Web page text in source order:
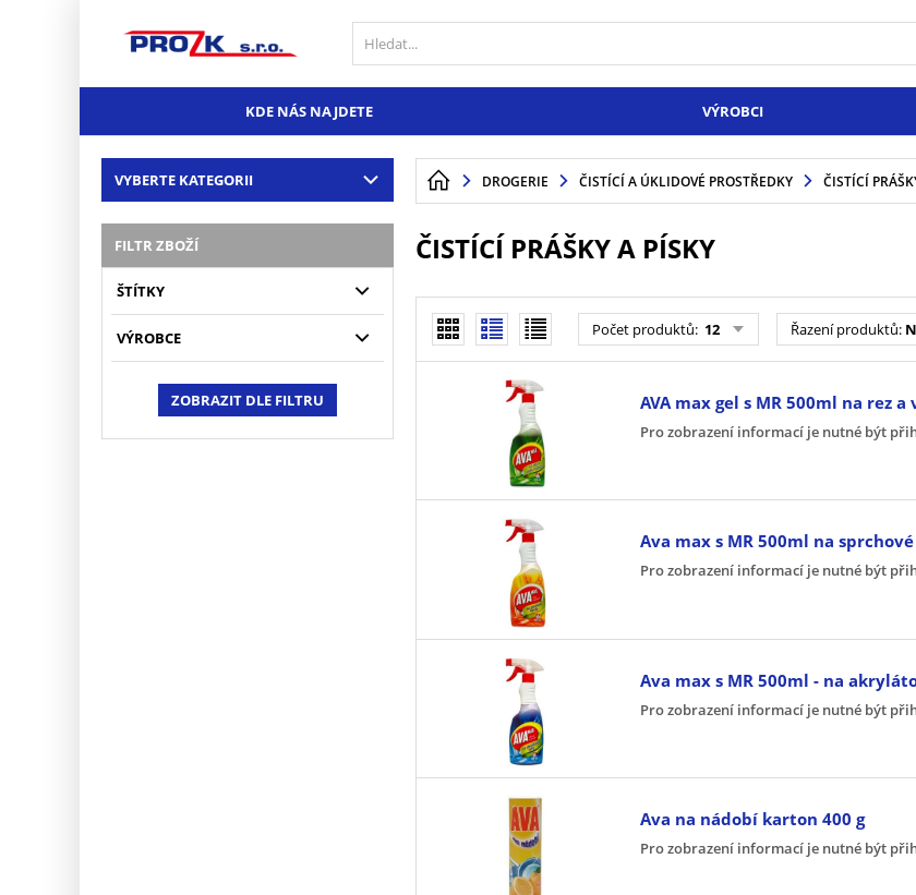
KDE NÁS NAJDETE VÝROBCI
VYBERTE KATEGORII
FILTR ZBOŽÍ
ŠTÍTKY
VÝROBCE
ZOBRAZIT DLE FILTRU
DROGERIE ČISTÍCÍ A ÚKLIDOVÉ PROSTŘEDKY ČISTÍCÍ
ČISTÍCÍ PRÁŠKY A PÍSKY
Počet produktů: 12 Řazení produktů:
AVA max gel s MR 500ml na rez
Pro zobrazení informací je nutné být
Ava max s MR 500ml na
Pro zobrazení informací je nutné být
Ava max s MR 500ml - na
Pro zobrazení informací je nutné být
Ava na nádobí karton 400 g
Pro zobrazení informací je nutné být